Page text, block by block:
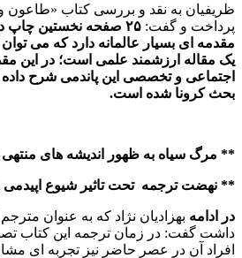
ظریفیان به نقد و بررسی کتاب «طاعون
پرداخت و گفت:
۲۵ صفحه نخستین
مقدمه ای بسیار عالمانه دارد که می
یک مقاله ارزشمند علمی است؛ در این
اجتماعی و تخصصی این پاندمی شرح داده و
بحث کرونا شده است.
** مرگ سیاه به ظهور اندیشه های
** نهضت ترجمه تحت تاثیر شیوع اپیدمی
در ادامه بهزادیان نژاد که به عنوان
داشت گفت: در زمان ترجمه این کتاب
افراد آن در عصر حاضر نیز تجربه ای